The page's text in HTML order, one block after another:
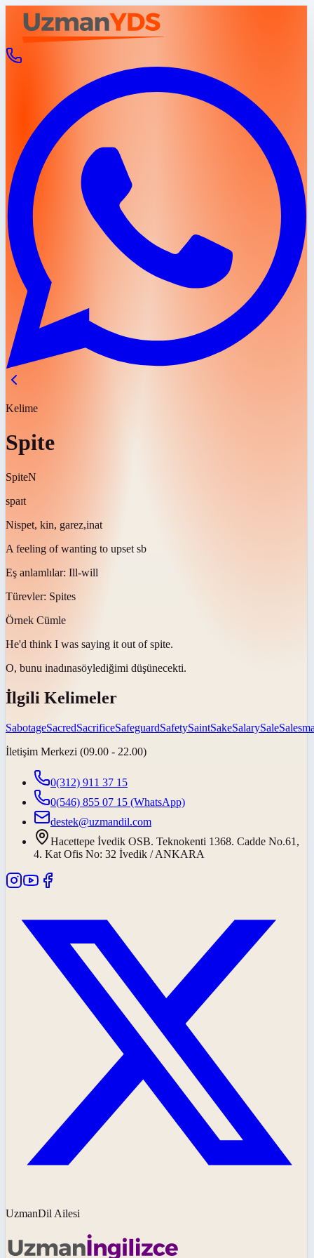
Kelime
Spite
SpiteN
spaɪt
Nispet, kin, garez,inat
A feeling of wanting to upset sb
Eş anlamlılar: Ill-will
Türevler: Spites
Örnek Cümle
He'd think I was saying it out of spite.
O, bunu inadınasöylediğimi düşünecekti.
İlgili Kelimeler
SabotageSacredSacrificeSafeguardSafetySaintSakeSalarySale
İletişim Merkezi (09.00 - 22.00)
0(312) 911 37 15
0(546) 855 07 15 (WhatsApp)
destek@uzmandil.com
Hacettepe İvedik OSB. Teknokenti 1368. Cadde No.61,
4. Kat Ofis No: 32 İvedik / ANKARA
UzmanDil Ailesi